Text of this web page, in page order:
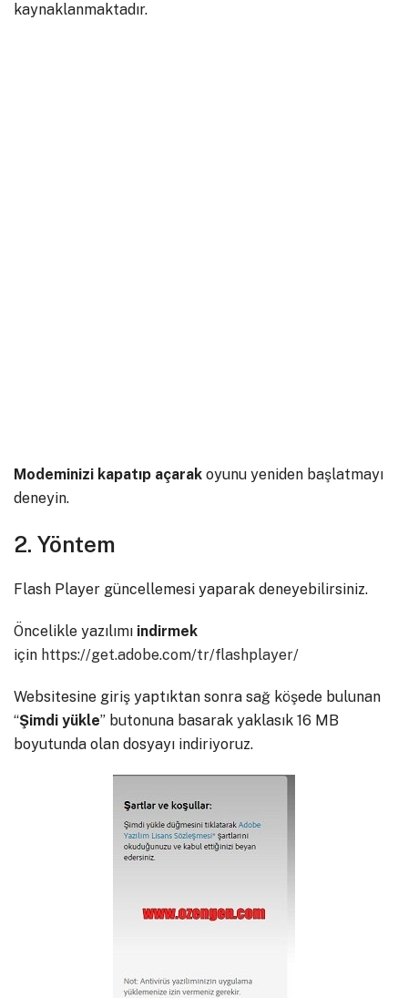
kaynaklanmaktadır.
Modeminizi kapatıp açarak oyunu yeniden başlatmayı
deneyin.
2. Yöntem
Flash Player güncellemesi yaparak deneyebilirsiniz.
Öncelikle yazılımı indirmek
için https://get.adobe.com/tr/flashplayer/
Websitesine giriş yaptıktan sonra sağ köşede bulunan
“Şimdi yükle” butonuna basarak yaklasık 16 MB
boyutunda olan dosyayı indiriyoruz.